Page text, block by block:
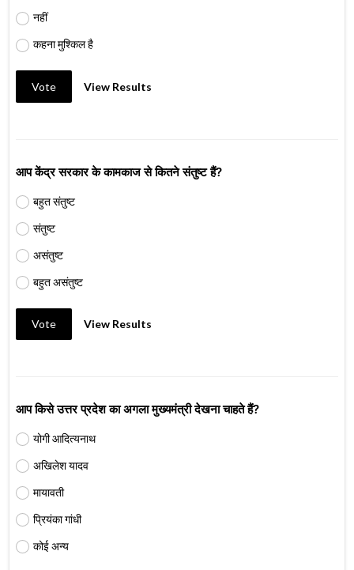
नहीं
कहना मुश्किल है
Vote View Results
आप केंद्र सरकार के कामकाज से कितने संतुष्ट हैं?
बहुत संतुष्ट
संतुष्ट
असंतुष्ट
बहुत असंतुष्ट
Vote View Results
आप किसे उत्तर प्रदेश का अगला मुख्यमंत्री देखना चाहते हैं?
योगी आदित्यनाथ
अखिलेश यादव
मायावती
प्रियंका गांधी
कोई अन्य